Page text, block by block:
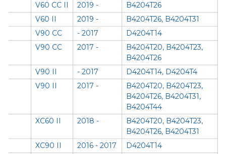
V60 CC II
2019 -
B4204T26
V60 II
2019 -
B4204T26, B4204T31
V90 CC
- 2017
D4204T14
V90 CC
2017 -
B4204T20, B4204T23,
B4204T26
V90 II
- 2017
D4204T14, D4204T4
V90 II
2017 -
B4204T20, B4204T23,
B4204T26, B4204T31,
B4204T44
XC60 II
2018 -
B4204T20, B4204T23,
B4204T26, B4204T31
XC90 II
2016 - 2017
D4204T14